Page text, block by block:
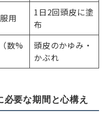
用
1日2回頭皮に塗
布
数%
頭皮のかゆみ・
かぶれ
要な期間と心構え